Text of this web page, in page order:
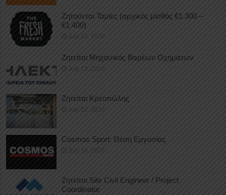
Ζητούνται Ταμίες (αρχικός μισθός €1.300 –
€1.400)
July 14, 2026
Ζητείται Μηχανικός Βαρέων Οχημάτων
July 13, 2026
Ζητείται Κρεοπώλης
July 12, 2026
Cosmos Sport: Θέση Εργασίας
July 10, 2026
Ζητείται Site Civil Engineer / Project
Coordinator